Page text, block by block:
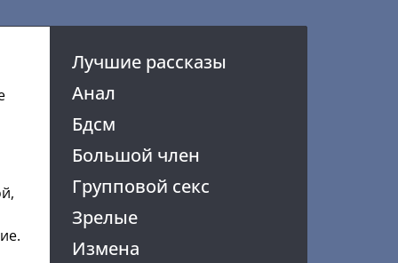
Лучшие рассказы
Анал
Бдсм
Большой член
Групповой секс
Зрелые
Измена